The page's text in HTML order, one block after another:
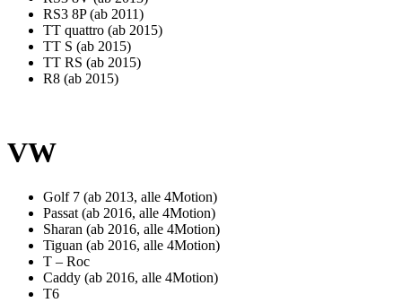
RS3 8P (ab 2011)
TT quattro (ab 2015)
TT S (ab 2015)
TT RS (ab 2015)
R8 (ab 2015)
VW
Golf 7 (ab 2013, alle 4Motion)
Passat (ab 2016, alle 4Motion)
Sharan (ab 2016, alle 4Motion)
Tiguan (ab 2016, alle 4Motion)
T – Roc
Caddy (ab 2016, alle 4Motion)
T6